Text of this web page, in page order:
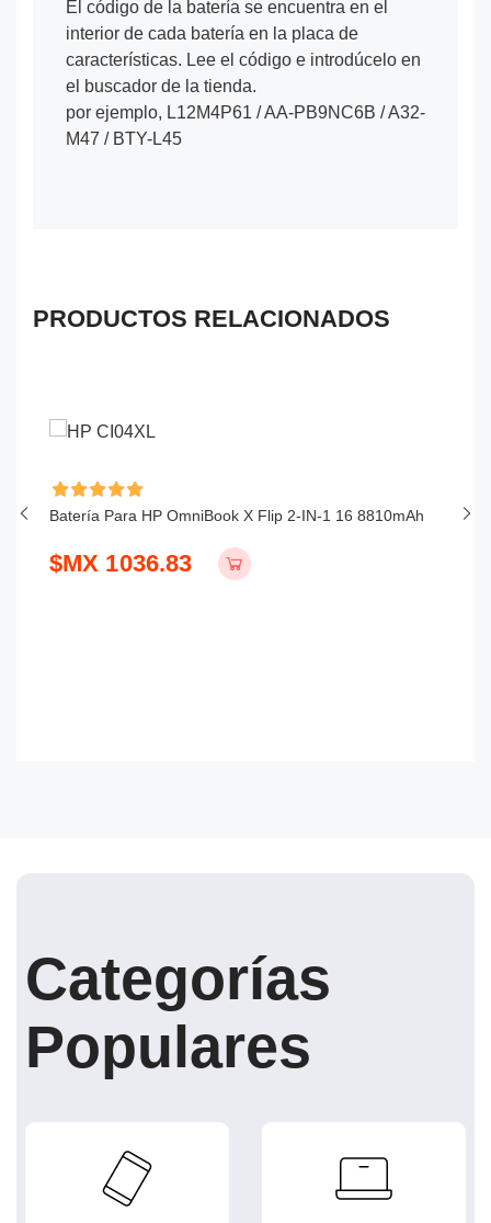
El código de la batería se encuentra en el
interior de cada batería en la placa de
características. Lee el código e introdúcelo en
el buscador de la tienda.
por ejemplo, L12M4P61 / AA-PB9NC6B / A32-
M47 / BTY-L45
PRODUCTOS RELACIONADOS
Batería Para HP OmniBook X Flip 2-IN-1 16 8810mAh
$MX 1036.83
Categorías
Populares